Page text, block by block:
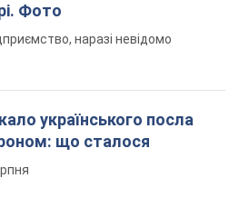
Фото
наразі невідомо
українського посла
що сталося